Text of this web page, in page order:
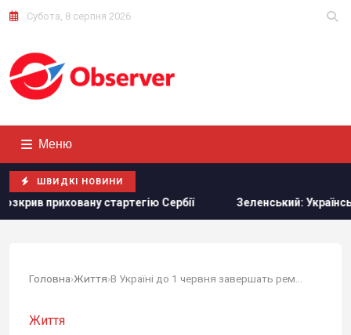
Субота, 8 серпня 2026
Меню
ШВИДКІ НОВИНИ
Сербії Зеленський: Українська оборонка може
Головна›Життя›
Життя